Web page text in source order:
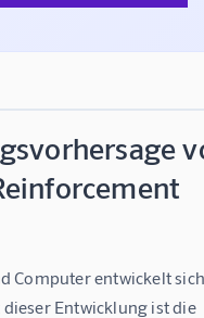
Computer entwickelt
Entwicklung ist die